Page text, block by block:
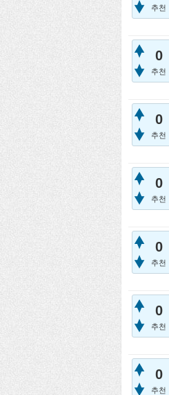
추천
0
추천
0
추천
0
추천
0
추천
0
추천
0
추천